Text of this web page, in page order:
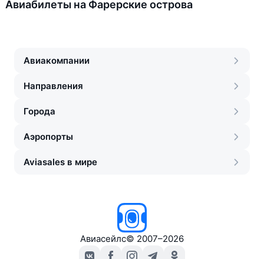
Авиабилеты на Фарерские острова
Авиакомпании
Направления
Города
Аэропорты
Aviasales в мире
Авиасейлс© 2007–2026